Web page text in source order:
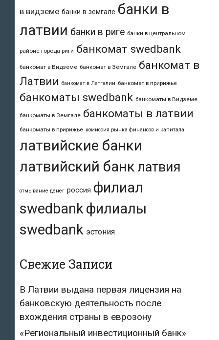
в видземе банки в земгале банки в
латвии банки в риге банки в центральном
районе города риги банкомат swedbank
банкомат в Видземе банкомат в Земгале банкомат в
Латвии банкомат в Латгалии банкомат в пририжье
банкоматы swedbank банкоматы в Видземе
банкоматы в Земгале банкоматы в латвии
банкоматы в пририжье комиссия рынка финансов и капитала
латвийские банки
латвийский банк латвия
отмывание денег россия филиал
swedbankфилиалы
swedbank эстония
Свежие Записи
В Латвии выдана первая лицензия на
банковскую деятельность после
вхождения страны в еврозону
«Региональный инвестиционный банк»